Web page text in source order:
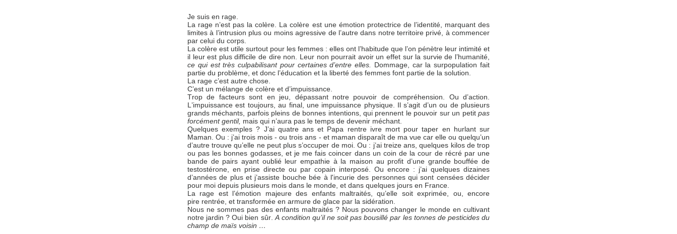
Je suis en rage.
La rage n’est pas la colère. La colère est une émotion protectrice de l’identité, marquant des
limites à l’intrusion plus ou moins agressive de l’autre dans notre territoire privé, à commencer
par celui du corps.
La colère est utile surtout pour les femmes : elles ont l’habitude que l’on pénètre leur intimité et
il leur est plus difficile de dire non. Leur non pourrait avoir un effet sur la survie de l’humanité,
ce qui est très culpabilisant pour certaines d’entre elles. Dommage, car la surpopulation fait
partie du problème, et donc l’éducation et la liberté des femmes font partie de la solution.
La rage c’est autre chose.
C’est un mélange de colère et d’impuissance.
Trop de facteurs sont en jeu, dépassant notre pouvoir de compréhension. Ou d’action.
L’impuissance est toujours, au final, une impuissance physique. Il s’agit d’un ou de plusieurs
grands méchants, parfois pleins de bonnes intentions, qui prennent le pouvoir sur un petit pas
forcément gentil, mais qui n’aura pas le temps de devenir méchant.
Quelques exemples ? J’ai quatre ans et Papa rentre ivre mort pour taper en hurlant sur
Maman. Ou : j’ai trois mois - ou trois ans - et maman disparaît de ma vue car elle ou quelqu’un
d’autre trouve qu’elle ne peut plus s’occuper de moi. Ou : j’ai treize ans, quelques kilos de trop
ou pas les bonnes godasses, et je me fais coincer dans un coin de la cour de récré par une
bande de pairs ayant oublié leur empathie à la maison au profit d’une grande bouffée de
testostérone, en prise directe ou par copain interposé. Ou encore : j’ai quelques dizaines
d’années de plus et j’assiste bouche bée à l'incurie des personnes qui sont censées décider
pour moi depuis plusieurs mois dans le monde, et dans quelques jours en France.
La rage est l’émotion majeure des enfants maltraités, qu’elle soit exprimée, ou, encore
pire rentrée, et transformée en armure de glace par la sidération.
Nous ne sommes pas des enfants maltraités ? Nous pouvons changer le monde en cultivant
notre jardin ? Oui bien sûr. A condition qu’il ne soit pas bousillé par les tonnes de pesticides du
champ de maïs voisin …